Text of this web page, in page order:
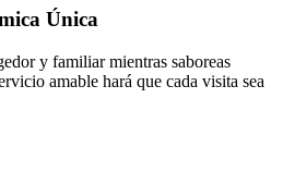
Única
y familiar mientras saboreas
amable hará que cada visita sea